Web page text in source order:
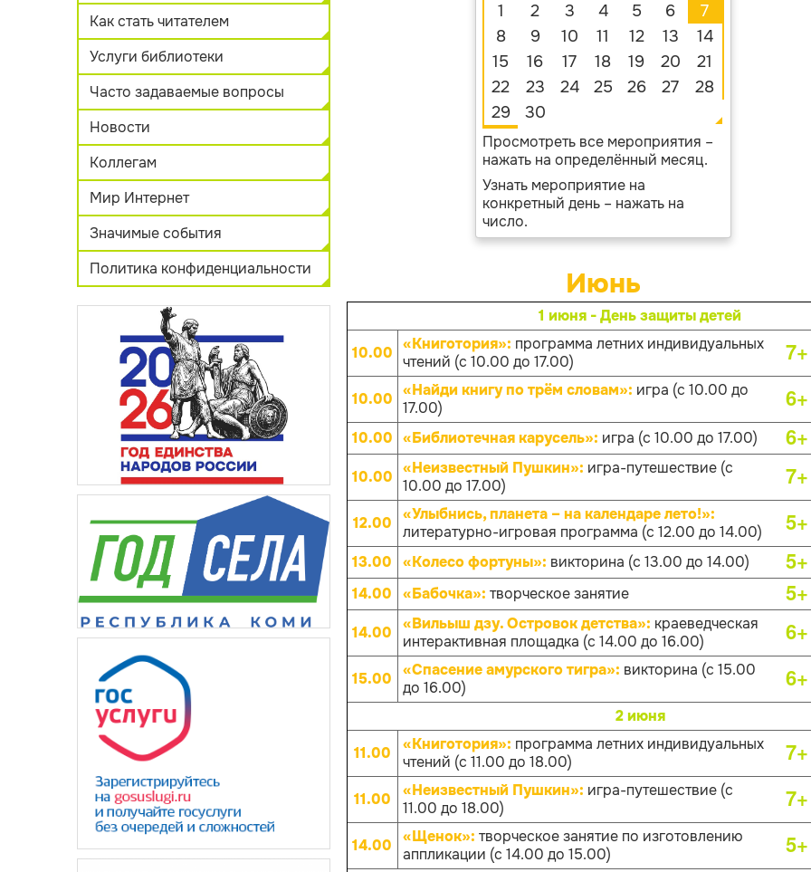
Как стать читателем
Услуги библиотеки
Часто задаваемые вопросы
Новости
Коллегам
Мир Интернет
Значимые события
Политика конфиденциальности
1
2 3 4 5 6
7
8
9 10 11 12 13
14
15
16 17 18 19 20
21
22
23 24 25 26 27
28
29
30
Просмотреть все мероприятия –
нажать на определённый месяц.
Узнать мероприятие на
конкретный день – нажать на
число.
Июнь
1 июня - День защиты детей
10.00 «Книготория»: программа летних индивидуальных
чтений (с 10.00 до 17.00)
7+
10.00 «Найди книгу по трём словам»: игра (с 10.00 до
17.00)
6+
10.00 «Библиотечная карусель»: игра (с 10.00 до 17.00) 6+
10.00 «Неизвестный Пушкин»: игра-путешествие (с
10.00 до 17.00)
7+
12.00
«Улыбнись, планета – на календаре лето!»:
литературно-игровая программа (с 12.00 до 14.00)
5+
13.00 «Колесо фортуны»: викторина (с 13.00 до 14.00) 5+
14.00
«Бабочка»: творческое занятие 5+
14.00 «Вильыш дзу. Островок детства»: краеведческая
интерактивная площадка (с 14.00 до 16.00)
6+
15.00 «Спасение амурского тигра»: викторина (с 15.00
до 16.00)
6+
2 июня
11.00
«Книготория»: программа летних индивидуальных
чтений (с 11.00 до 18.00)
7+
11.00
«Неизвестный Пушкин»: игра-путешествие (с
11.00 до 18.00)
7+
14.00
«Щенок»: творческое занятие по изготовлению
аппликации (с 14.00 до 15.00)
5+